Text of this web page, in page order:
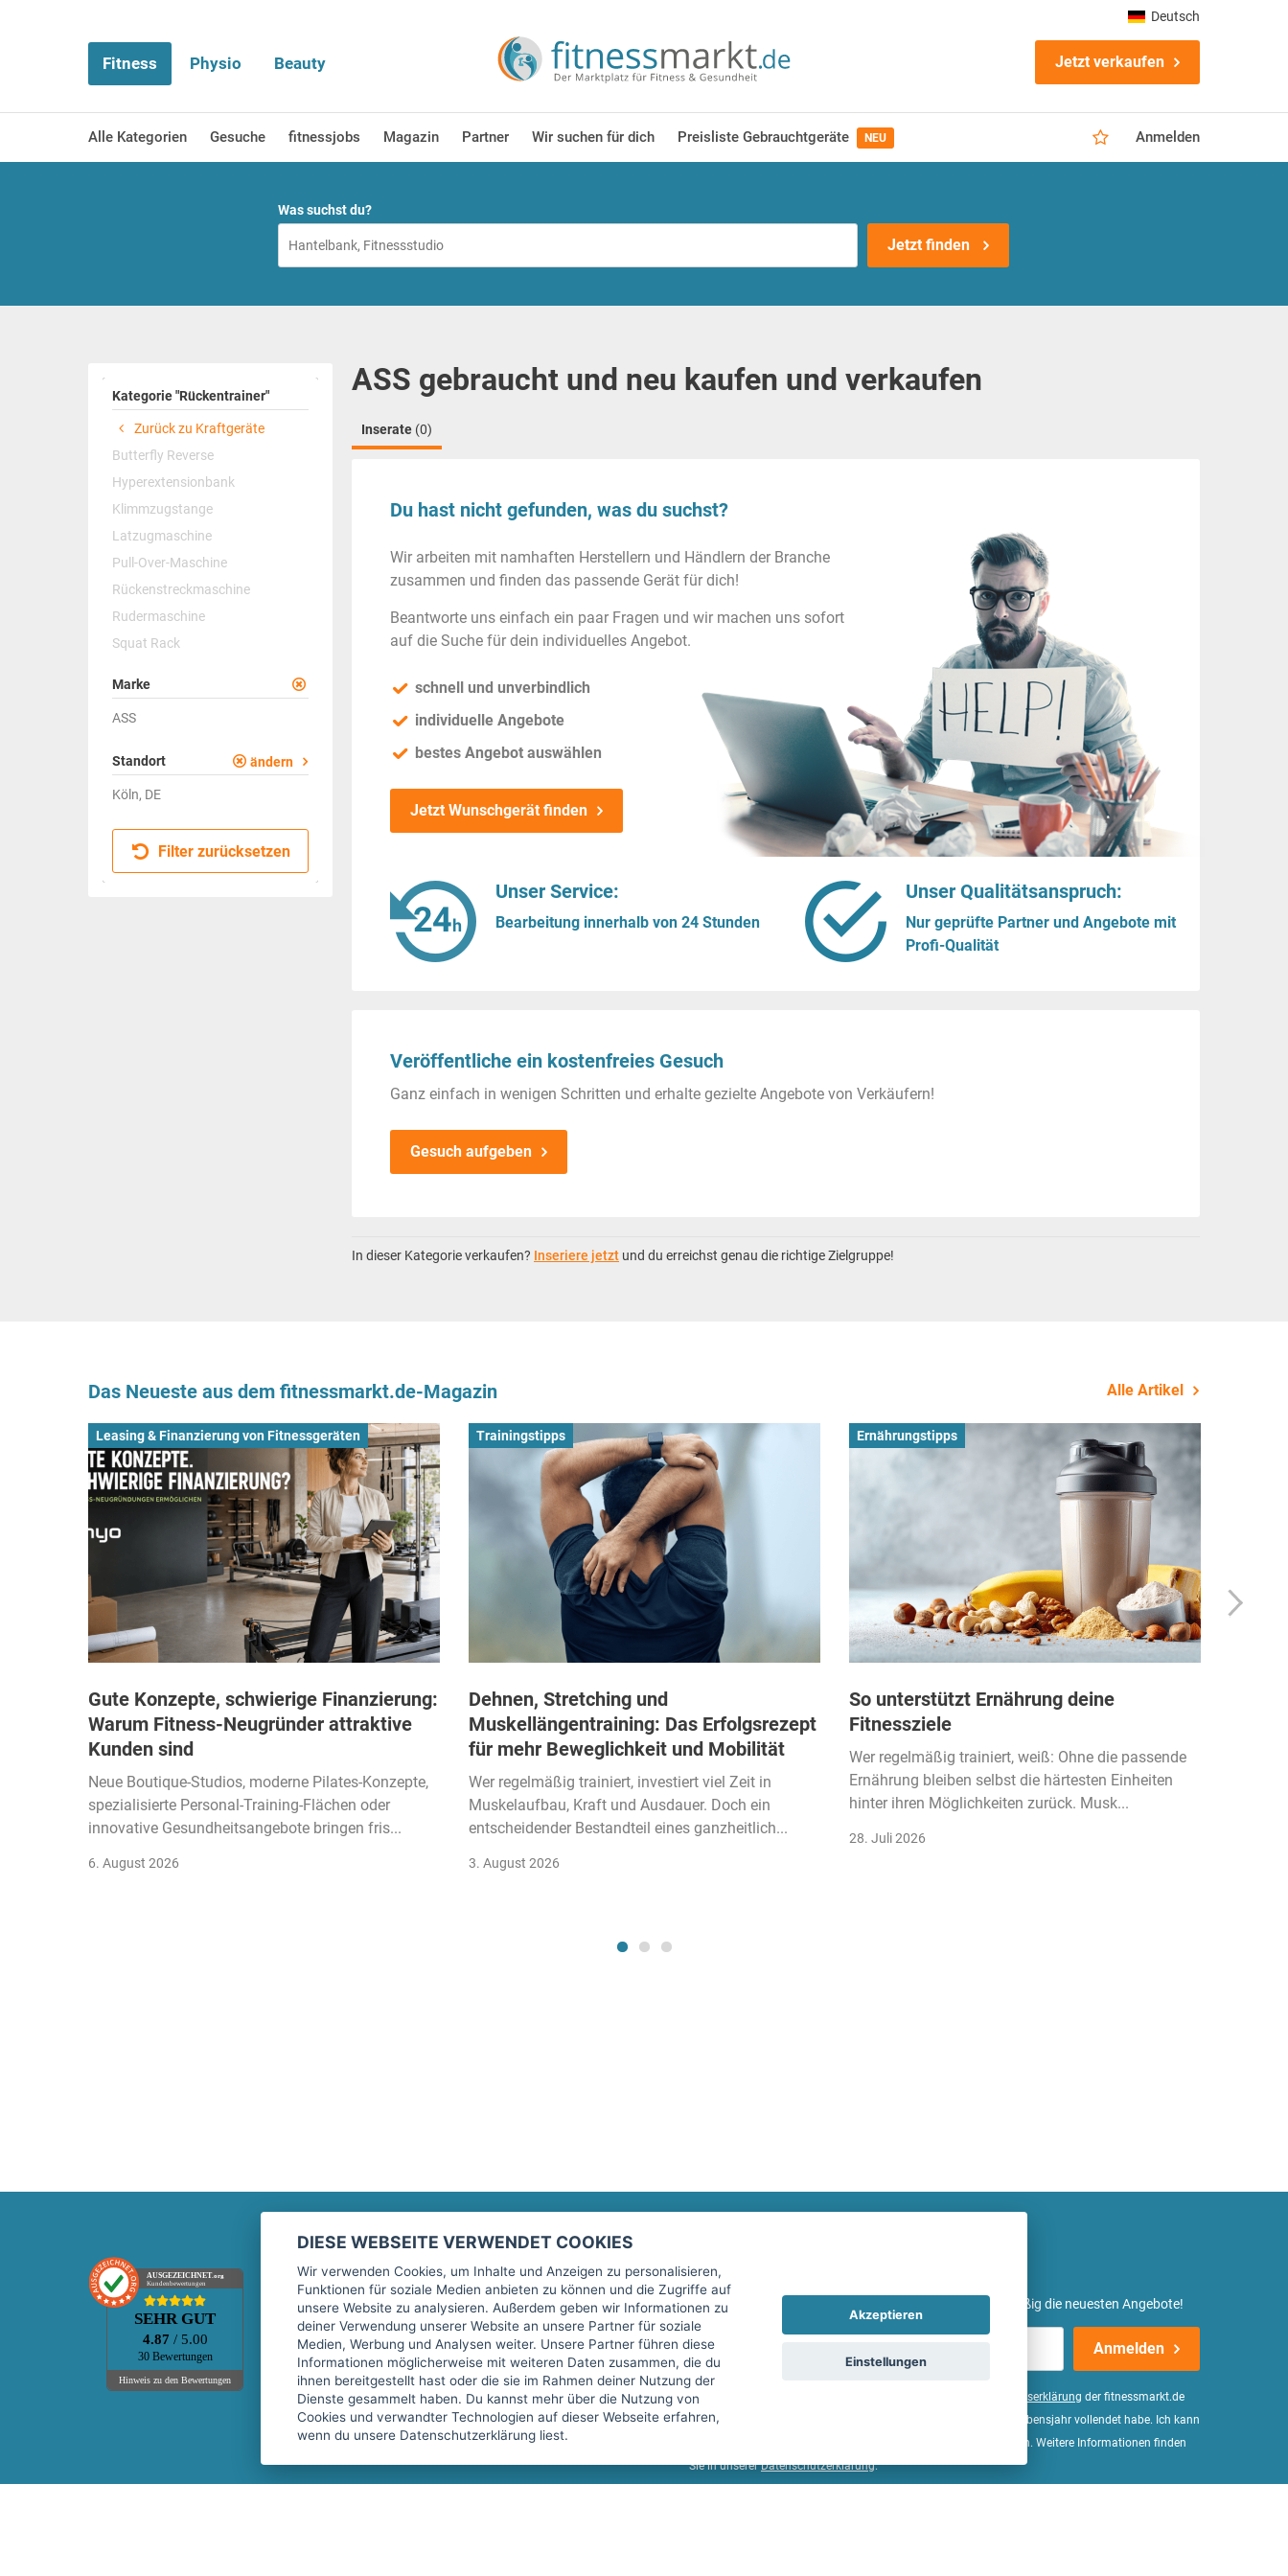
Fitness Physio Beauty Jetzt verkaufen
Alle Kategorien Gesuche fitnessjobs Magazin Partner Wir suchen für dich Preisliste Gebrauchtgeräte NEU Anmelden
Deutsch
Was suchst du?
Jetzt finden
Kategorie "Rückentrainer"
Zurück zu Kraftgeräte
Butterfly Reverse
Hyperextensionbank
Klimmzugstange
Latzugmaschine
Pull-Over-Maschine
Rückenstreckmaschine
Rudermaschine
Squat Rack
Marke
ASS
Standort ändern
Köln, DE
Filter zurücksetzen
ASS gebraucht und neu kaufen und verkaufen
Inserate (0)
Du hast nicht gefunden, was du suchst?
Wir arbeiten mit namhaften Herstellern und Händlern der Branche
zusammen und finden das passende Gerät für dich!
Beantworte uns einfach ein paar Fragen und wir machen uns sofort
auf die Suche für dein individuelles Angebot.
schnell und unverbindlich
individuelle Angebote
bestes Angebot auswählen
Jetzt Wunschgerät finden
Unser Service:
Bearbeitung innerhalb von 24 Stunden
Unser Qualitätsanspruch:
Nur geprüfte Partner und Angebote mit
Profi-Qualität
Veröffentliche ein kostenfreies Gesuch
Ganz einfach in wenigen Schritten und erhalte gezielte Angebote von Verkäufern!
Gesuch aufgeben
In dieser Kategorie verkaufen? Inseriere jetzt und du erreichst genau die richtige Zielgruppe!
Das Neueste aus dem fitnessmarkt.de-Magazin Alle Artikel
Leasing & Finanzierung von Fitnessgeräten
Gute Konzepte, schwierige Finanzierung:
Warum Fitness-Neugründer attraktive
Kunden sind
Neue Boutique-Studios, moderne Pilates-Konzepte,
spezialisierte Personal-Training-Flächen oder
innovative Gesundheitsangebote bringen fris...
6. August 2026
Trainingstipps
Dehnen, Stretching und
Muskellängentraining: Das Erfolgsrezept
für mehr Beweglichkeit und Mobilität
Wer regelmäßig trainiert, investiert viel Zeit in
Muskelaufbau, Kraft und Ausdauer. Doch ein
entscheidender Bestandteil eines ganzheitlich...
3. August 2026
Ernährungstipps
So unterstützt Ernährung deine
Fitnessziele
Wer regelmäßig trainiert, weiß: Ohne die passende
Ernährung bleiben selbst die härtesten Einheiten
hinter ihren Möglichkeiten zurück. Musk...
28. Juli 2026
AUSGEZEICHNET.org
Kundenbewertungen
SEHR GUT
4.87 / 5.00
30 Bewertungen
Hinweis zu den Bewertungen
Marktplatz
Kontakt
Preise Marktplatz
FAQ Marktplatz
Über uns
Werbebuchungen
Rechtliches
Impressum
AGB
Datenschutz
Sicherheit
Top-Inserat kündigen
fitnessmarkt.de Newsletter
Trage dich hier für unseren Newsletter ein und erhalte regelmäßig die neuesten Angebote!
Anmelden
Ich stimme der Verarbeitung meiner Daten, wie in der Einwilligungserklärung der fitnessmarkt.de
services GmbH beschrieben, zu und bestätige, dass ich das 16. Lebensjahr vollendet habe. Ich kann
diese Einwilligung jederzeit mit Wirkung für die Zukunft widerrufen. Weitere Informationen finden
Sie in unsererDatenschutzerklärung.
DIESE WEBSEITE VERWENDET COOKIES
Wir verwenden Cookies, um Inhalte und Anzeigen zu personalisieren,
Funktionen für soziale Medien anbieten zu können und die Zugriffe auf
unsere Website zu analysieren. Außerdem geben wir Informationen zu
deiner Verwendung unserer Website an unsere Partner für soziale
Medien, Werbung und Analysen weiter. Unsere Partner führen diese
Informationen möglicherweise mit weiteren Daten zusammen, die du
ihnen bereitgestellt hast oder die sie im Rahmen deiner Nutzung der
Dienste gesammelt haben. Du kannst mehr über die Nutzung von
Cookies und verwandter Technologien auf dieser Webseite erfahren,
wenn du unsere Datenschutzerklärung liest.
Akzeptieren
Einstellungen